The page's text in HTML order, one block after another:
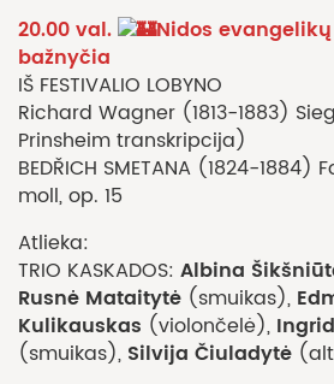
20.00 val.
Nidos
bažnyčia
IŠ FESTIVALIO LOBYNO
Richard Wagner (1813-1883)
Prinsheim transkripcija)
BEDŘICH SMETANA (1824-
moll, op. 15
Atlieka:
TRIO KASKADOS: Albina
Rusnė Mataitytė (smuikas),
Kulikauskas (violončelė),
(smuikas), Silvija Čiuladytė